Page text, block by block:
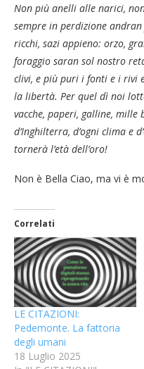
Non più anelli alle narici,
sempre in perdizione
ricchi, sazi appieno: orzo,
foraggio saran sol nostro
clivi, e più puri i fonti e i rivi
la libertà. Per quel dì noi
vacche, paperi, galline, mille
d’Inghilterra, d’ogni clima e
tornerà l’età dell’oro!
Non è Bella Ciao, ma vi è
Correlati
LE CITAZIONI:
Pedemonte. La fattoria
degli umani
18 Luglio 2025